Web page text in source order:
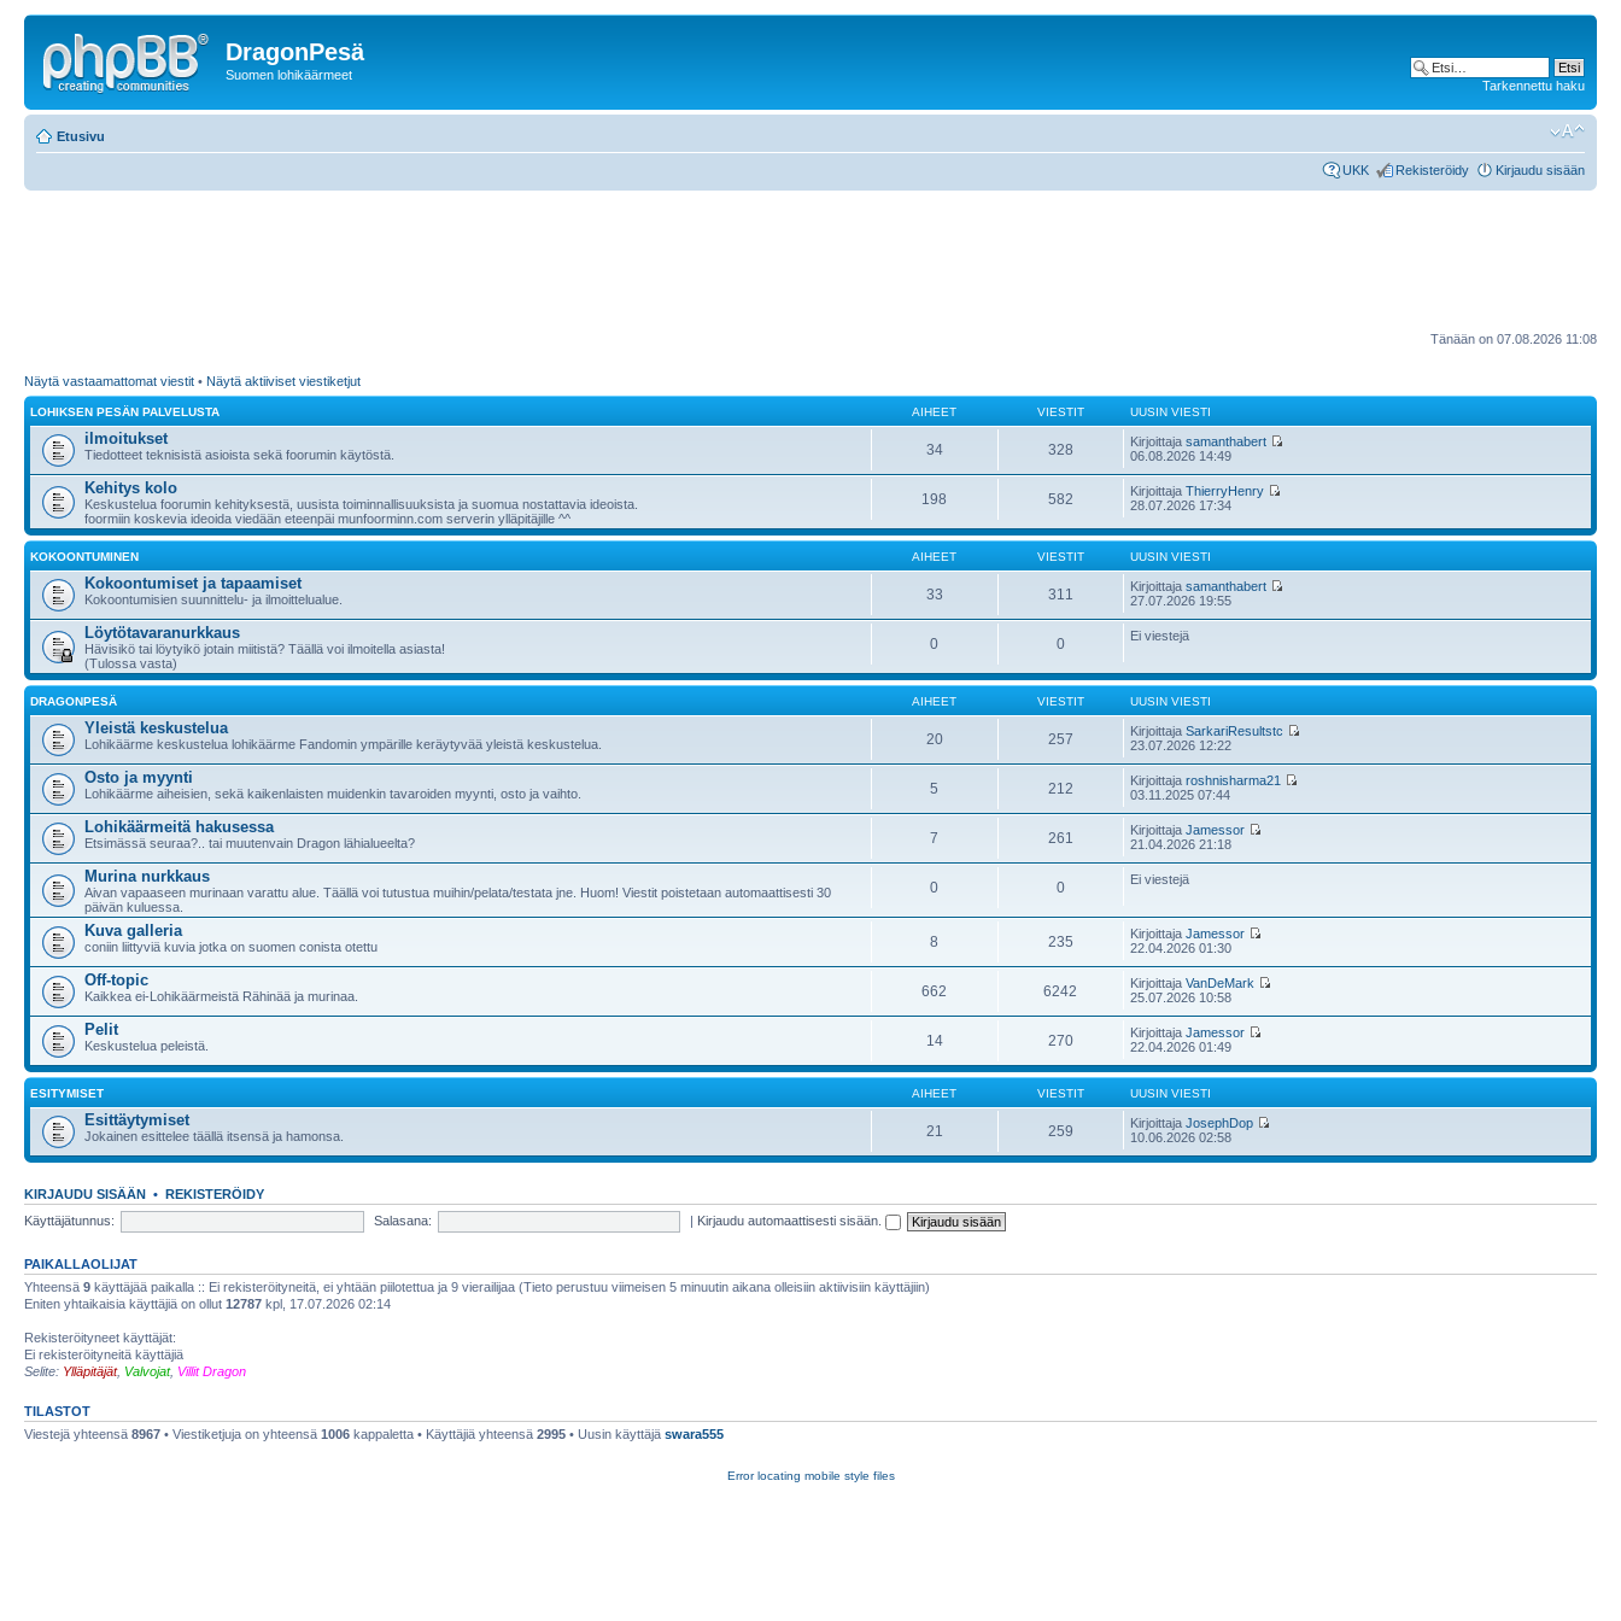
DragonPesä
Suomen lohikäärmeet
Tarkennettu haku
Etusivu
UKK Rekisteröidy Kirjaudu sisään
Tänään on 07.08.2026 11:08
Näytä vastaamattomat viestit • Näytä aktiiviset viestiketjut
LOHIKSEN PESÄN PALVELUSTA AIHEET VIESTIT UUSIN VIESTI
ilmoitukset
Tiedotteet teknisistä asioista sekä foorumin käytöstä. 34 328 Kirjoittajasamanthabert
06.08.2026 14:49
Kehitys kolo
Keskustelua foorumin kehityksestä, uusista toiminnallisuuksista ja suomua nostattavia ideoista.
foormiin koskevia ideoida viedään eteenpäi munfoorminn.com serverin ylläpitäjille ^^
198 582 KirjoittajaThierryHenry
28.07.2026 17:34
KOKOONTUMINEN AIHEET VIESTIT UUSIN VIESTI
Kokoontumiset ja tapaamiset
Kokoontumisien suunnittelu- ja ilmoittelualue. 33 311 Kirjoittajasamanthabert
27.07.2026 19:55
Löytötavaranurkkaus
Hävisikö tai löytyikö jotain miitistä? Täällä voi ilmoitella asiasta!
(Tulossa vasta)
0 0 Ei viestejä
DRAGONPESÄ AIHEET VIESTIT UUSIN VIESTI
Yleistä keskustelua
Lohikäärme keskustelua lohikäärme Fandomin ympärille keräytyvää yleistä keskustelua. 20 257 KirjoittajaSarkariResultstc
23.07.2026 12:22
Osto ja myynti
Lohikäärme aiheisien, sekä kaikenlaisten muidenkin tavaroiden myynti, osto ja vaihto. 5 212 Kirjoittajaroshnisharma21
03.11.2025 07:44
Lohikäärmeitä hakusessa
Etsimässä seuraa?.. tai muutenvain Dragon lähialueelta? 7 261 KirjoittajaJamessor
21.04.2026 21:18
Murina nurkkaus
Aivan vapaaseen murinaan varattu alue. Täällä voi tutustua muihin/pelata/testata jne. Huom! Viestit poistetaan automaattisesti 30
päivän kuluessa.
0 0 Ei viestejä
Kuva galleria
coniin liittyviä kuvia jotka on suomen conista otettu 8 235 KirjoittajaJamessor
22.04.2026 01:30
Off-topic
Kaikkea ei-Lohikäärmeistä Rähinää ja murinaa. 662 6242 KirjoittajaVanDeMark
25.07.2026 10:58
Pelit
Keskustelua peleistä. 14 270 KirjoittajaJamessor
22.04.2026 01:49
ESITYMISET AIHEET VIESTIT UUSIN VIESTI
Esittäytymiset
Jokainen esittelee täällä itsensä ja hamonsa. 21 259 KirjoittajaJosephDop
10.06.2026 02:58
KIRJAUDU SISÄÄN • REKISTERÖIDY
Käyttäjätunnus:
Salasana: | Kirjaudu automaattisesti sisään.
PAIKALLAOLIJAT
Yhteensä 9 käyttäjää paikalla :: Ei rekisteröityneitä, ei yhtään piilotettua ja 9 vierailijaa (Tieto perustuu viimeisen 5 minuutin aikana olleisiin aktiivisiin käyttäjiin)
Eniten yhtaikaisia käyttäjiä on ollut 12787 kpl, 17.07.2026 02:14
Rekisteröityneet käyttäjät:
Ei rekisteröityneitä käyttäjiä
Selite: Ylläpitäjät, Valvojat, Villit Dragon
TILASTOT
Viestejä yhteensä 8967 • Viestiketjuja on yhteensä 1006 kappaletta • Käyttäjiä yhteensä 2995 • Uusin käyttäjä swara555
Error locating mobile style files